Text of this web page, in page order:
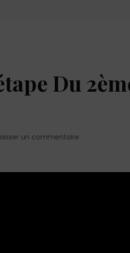
Du
un commentaire